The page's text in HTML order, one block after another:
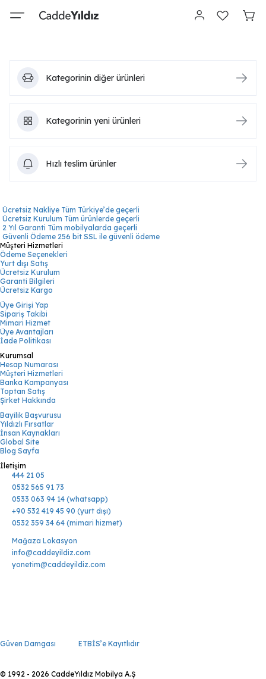
Kategorinin diğer ürünleri
Kategorinin yeni ürünleri
Hızlı teslim ürünler
Ücretsiz Nakliye Tüm Türkiye’de geçerli
Ücretsiz Kurulum Tüm ürünlerde geçerli
2 Yıl Garanti Tüm mobilyalarda geçerli
Güvenli Ödeme 256 bit SSL ile güvenli ödeme
Müşteri Hizmetleri
Ödeme Seçenekleri
Yurt dışı Satış
Ücretsiz Kurulum
Garanti Bilgileri
Ücretsiz Kargo
Üye Girişi Yap
Sipariş Takibi
Mimari Hizmet
Üye Avantajları
İade Politikası
Kurumsal
Hesap Numarası
Müşteri Hizmetleri
Banka Kampanyası
Toptan Satış
Şirket Hakkında
Bayilik Başvurusu
Yıldızlı Fırsatlar
İnsan Kaynakları
Global Site
Blog Sayfa
İletişim
444 21 05
0532 565 91 73
0533 063 94 14 (whatsapp)
+90 532 419 45 90 (yurt dışı)
0532 359 34 64 (mimari hizmet)
Mağaza Lokasyon
info@caddeyildiz.com
yonetim@caddeyildiz.com
Güven Damgası ETBİS’e Kayıtlıdır
© 1992 - 2026 CaddeYıldız Mobilya A.Ş